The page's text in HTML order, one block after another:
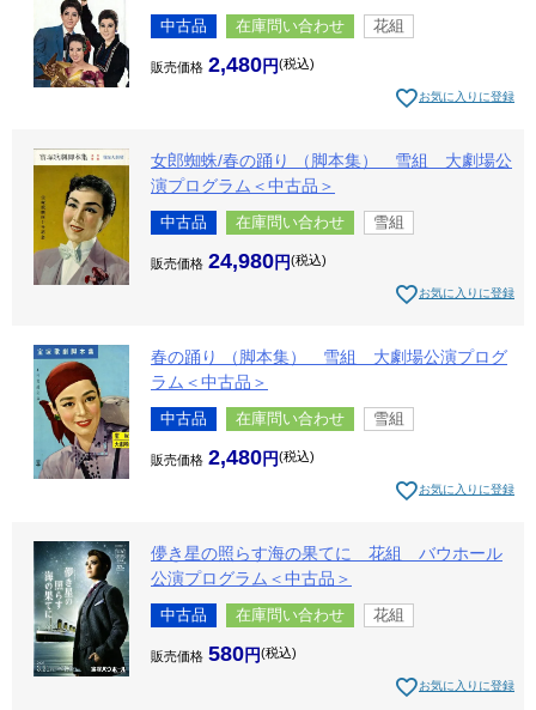
中古品 在庫問い合わせ 花組
販売価格 2,480 税込
お気に入りに登録
女郎蜘蛛/春の踊り （脚本集） 雪組 大劇場公
演プログラム＜中古品＞
中古品 在庫問い合わせ 雪組
販売価格 24,980 税込
お気に入りに登録
春の踊り （脚本集） 雪組 大劇場公演プログ
ラム＜中古品＞
中古品 在庫問い合わせ 雪組
販売価格 2,480 税込
お気に入りに登録
儚き星の照らす海の果てに 花組 バウホール
公演プログラム＜中古品＞
中古品 在庫問い合わせ 花組
販売価格 580 税込
お気に入りに登録